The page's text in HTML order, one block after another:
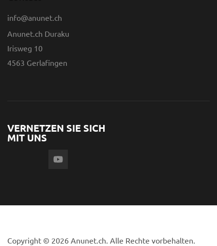
info@anunet.ch
Anunet.ch Duraku
Irisweg 10
4563 Gerlafingen
VERNETZEN SIE SICH
MIT UNS
Copyright © 2026 Anunet.ch. Alle Rechte vorbehalten.